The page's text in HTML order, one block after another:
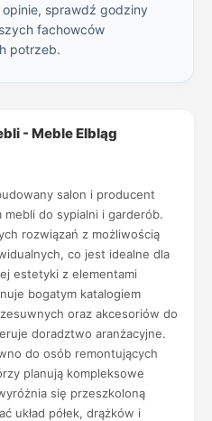
sprawdź godziny
fachowców
potrzeb.
- Meble Elbląg
salon i producent
do sypialni i garderób.
rozwiązań z możliwością
co jest idealne dla
estetyki z elementami
bogatym katalogiem
oraz akcesoriów do
doradztwo aranżacyjne.
do osób remontujących
planują kompleksowe
się przeszkoloną
układ półek, drążków i